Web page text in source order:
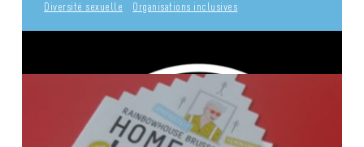
Diversité sexuelle Organisations inclusives